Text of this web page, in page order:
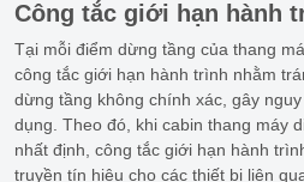
Công tắc giới hạn hành
Tại mỗi điểm dừng tầng của thang
công tắc giới hạn hành trình nhằm
dừng tầng không chính xác, gây
dụng. Theo đó, khi cabin thang máy
nhất định, công tắc giới hạn hành
truyền tín hiệu cho các thiết bị liên